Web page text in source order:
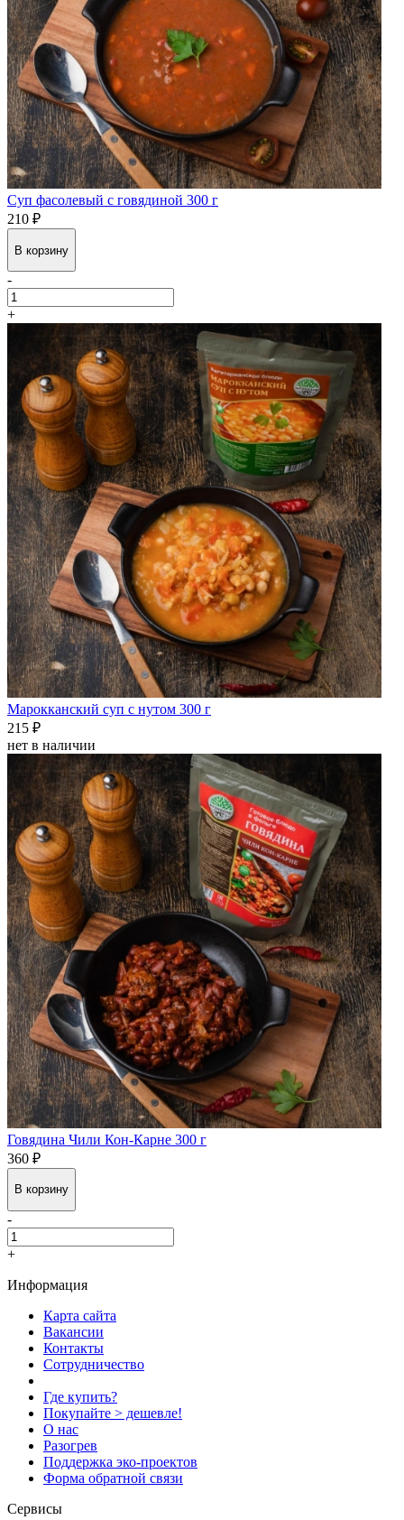
Суп фасолевый с говядиной 300 г
210 ₽
В корзину
-
+
Марокканский суп с нутом 300 г
215 ₽
нет в наличии
Говядина Чили Кон-Карне 300 г
360 ₽
В корзину
-
+
Информация
Карта сайта
Вакансии
Контакты
Сотрудничество
Где купить?
Покупайте > дешевле!
О нас
Разогрев
Поддержка эко-проектов
Форма обратной связи
Сервисы